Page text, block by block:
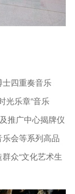
四重奏音乐
光乐章”音乐
推广中心揭牌仪
会等系列高品
众“文化艺术生